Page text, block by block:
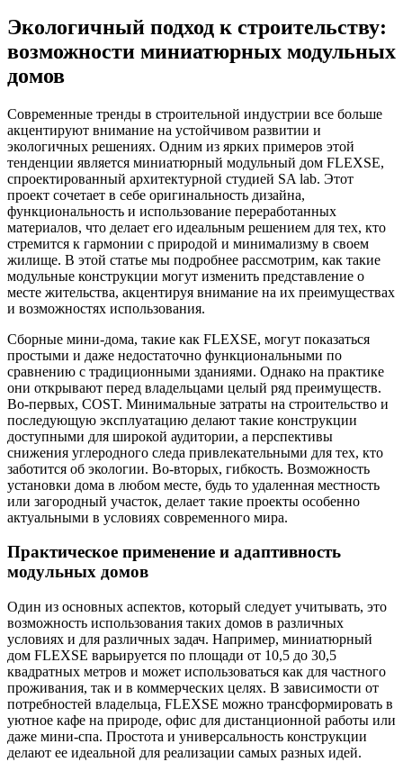
Экологичный подход к строительству:
возможности миниатюрных модульных
домов
Современные тренды в строительной индустрии все больше
акцентируют внимание на устойчивом развитии и
экологичных решениях. Одним из ярких примеров этой
тенденции является миниатюрный модульный дом FLEXSE,
спроектированный архитектурной студией SA lab. Этот
проект сочетает в себе оригинальность дизайна,
функциональность и использование переработанных
материалов, что делает его идеальным решением для тех, кто
стремится к гармонии с природой и минимализму в своем
жилище. В этой статье мы подробнее рассмотрим, как такие
модульные конструкции могут изменить представление о
месте жительства, акцентируя внимание на их преимуществах
и возможностях использования.
Сборные мини-дома, такие как FLEXSE, могут показаться
простыми и даже недостаточно функциональными по
сравнению с традиционными зданиями. Однако на практике
они открывают перед владельцами целый ряд преимуществ.
Во-первых, COST. Минимальные затраты на строительство и
последующую эксплуатацию делают такие конструкции
доступными для широкой аудитории, а перспективы
снижения углеродного следа привлекательными для тех, кто
заботится об экологии. Во-вторых, гибкость. Возможность
установки дома в любом месте, будь то удаленная местность
или загородный участок, делает такие проекты особенно
актуальными в условиях современного мира.
Практическое применение и адаптивность
модульных домов
Один из основных аспектов, который следует учитывать, это
возможность использования таких домов в различных
условиях и для различных задач. Например, миниатюрный
дом FLEXSE варьируется по площади от 10,5 до 30,5
квадратных метров и может использоваться как для частного
проживания, так и в коммерческих целях. В зависимости от
потребностей владельца, FLEXSE можно трансформировать в
уютное кафе на природе, офис для дистанционной работы или
даже мини-спа. Простота и универсальность конструкции
делают ее идеальной для реализации самых разных идей.